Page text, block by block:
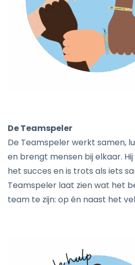
De Teamspeler
De Teamspeler werkt samen,
en brengt mensen bij elkaar.
het succes en is trots als iets
Teamspeler laat zien wat het
team te zijn: op én naast het